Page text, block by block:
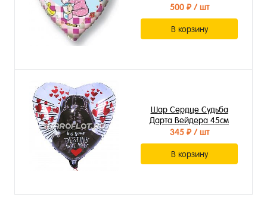
девочка&amp;amp;amp;quot;
500 ₽/ шт
В корзину
Шар Сердце Судьба
Дарта Вейдера 45см
345 ₽/ шт
В корзину